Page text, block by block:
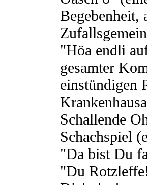
Begebenheit,
"Höa endli
gesamter
einstündigen
Schallende
Schachspiel
"Da bist Du
"Du